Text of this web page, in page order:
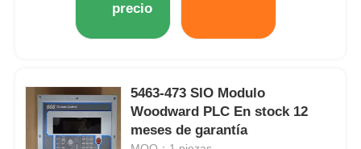
Recorrido por la fábrica
Contáctenos
precio
5463-473 SIO Modulo
Woodward PLC En stock 12
meses de garantía